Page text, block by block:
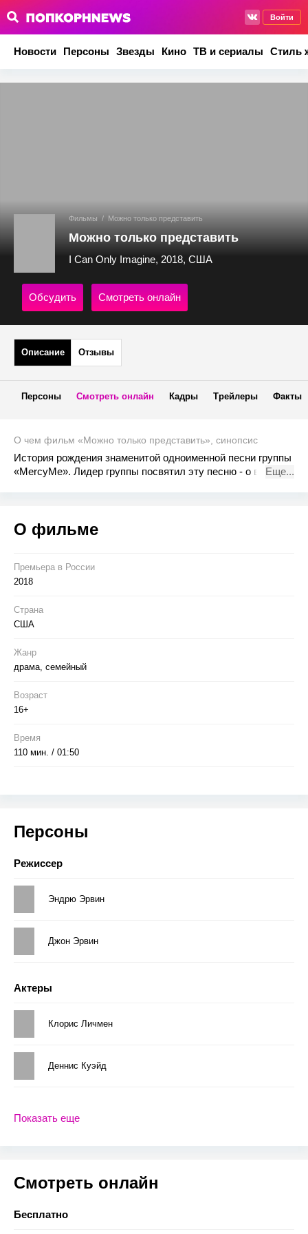
Войти
Новости Персоны Звезды Кино ТВ и сериалы Стиль
Фильмы / Можно только представить
Можно только представить
I Can Only Imagine, 2018, США
Обсудить Смотреть онлайн
Описание Отзывы
Персоны Смотреть онлайн Кадры Трейлеры Факты
О чем фильм «Можно только представить», синопсис
История рождения знаменитой одноименной песни группы
«MercyMe». Лидер группы посвятил эту песню - о вере,Еще...
О фильме
Премьера в Росcии
2018
Страна
США
Жанр
драма, семейный
Возраст
16+
Время
110 мин. / 01:50
Персоны
Режиссер
Эндрю Эрвин
Джон Эрвин
Актеры
Клорис Личмен
Деннис Куэйд
Показать еще
Смотреть онлайн
Бесплатно